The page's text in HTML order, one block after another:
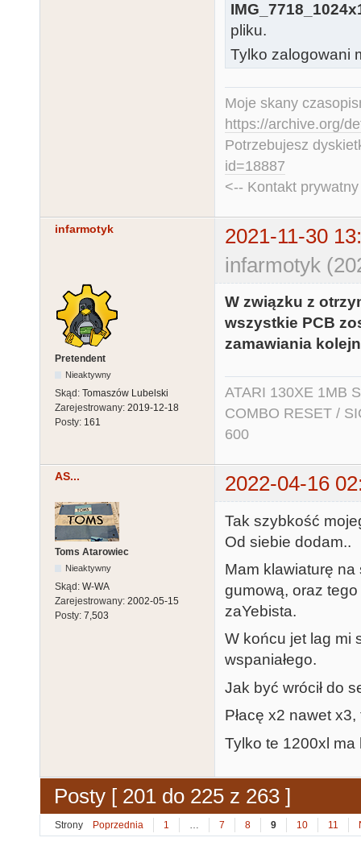
pliku.
Tylko zalogowani
Moje skany
https://archive.org/
Potrzebujesz
id=18887
<-- Kontakt
infarmotyk
2021-11-30
infarmotyk
Pretendent
Nieaktywny
Skąd: Tomaszów Lubelski
Zarejestrowany: 2019-12-18
Posty: 161
W związku z
wszystkie PCB
zamawiania
ATARI 130XE 1MB
COMBO RESET /
600
AS... 2022-04-16
Toms Atarowiec
Nieaktywny
Skąd: W-WA
Zarejestrowany: 2002-05-15
Posty: 7,503
Tak szybkość
Od siebie dodam..
Mam klawiaturę
gumową, oraz
zaYebista.
W końcu jet lag mi
wspaniałego.
Jak być wrócił do
Płacę x2 nawet
Tylko te 1200xl
Posty [ 201 do 225 z 263 ]
Strony Poprzednia 1 … 7 8 9 10 11